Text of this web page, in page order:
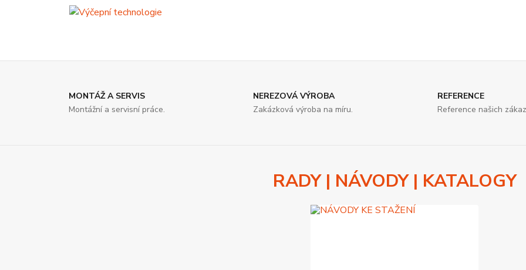
MONTÁŽ A SERVIS
Montážní a servisní práce.
NEREZOVÁ VÝROBA
Zakázková výroba na míru.
REFERENCE
Reference našich
RADY | NÁVODY | KATALOGY